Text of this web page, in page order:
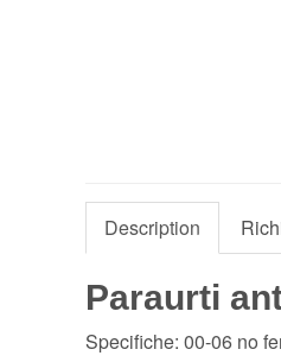
Description
Paraurti
Specifiche: 00-06 no